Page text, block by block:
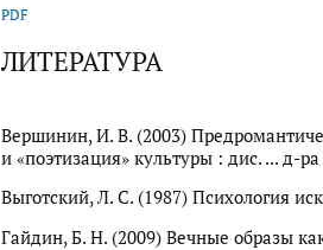
PDF
ЛИТЕРАТУРА
Вершинин, И. В. (2003)
и «поэтизация» культуры : дис. ... д-
Выготский, Л. С. (1987) Психология
Гайдин, Б. Н. (2009) Вечные образы